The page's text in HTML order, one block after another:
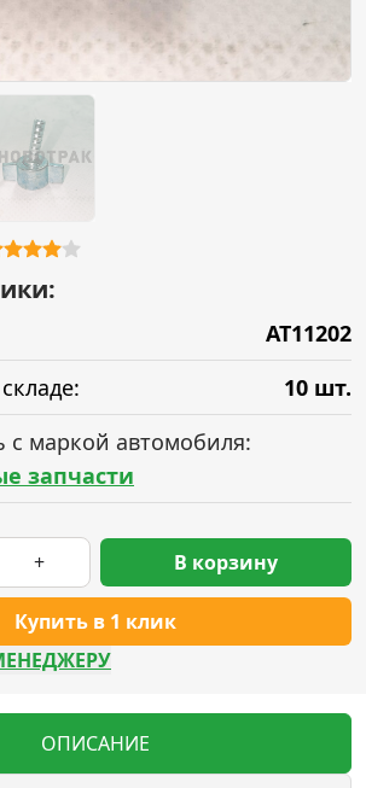
AT11202
10 шт.
с маркой автомобиля:
запчасти
+
Купить в 1 клик
В корзину
ОПИСАНИЕ